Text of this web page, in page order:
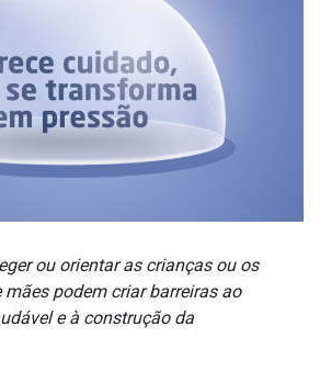
ou orientar as crianças ou os
mães podem criar barreiras ao
e à construção da